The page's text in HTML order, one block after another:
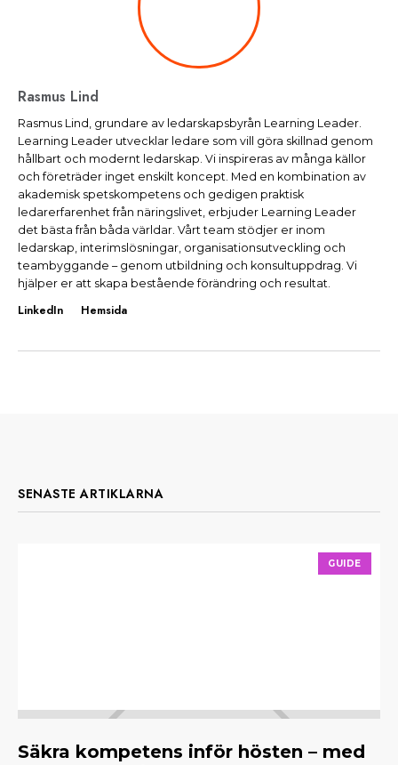
Rasmus Lind
Rasmus Lind, grundare av ledarskapsbyrån Learning Leader.
Learning Leader utvecklar ledare som vill göra skillnad genom
hållbart och modernt ledarskap. Vi inspireras av många källor
och företräder inget enskilt koncept. Med en kombination av
akademisk spetskompetens och gedigen praktisk
ledarerfarenhet från näringslivet, erbjuder Learning Leader
det bästa från båda världar. Vårt team stödjer er inom
ledarskap, interimslösningar, organisationsutveckling och
teambyggande – genom utbildning och konsultuppdrag. Vi
hjälper er att skapa bestående förändring och resultat.
LinkedIn Hemsida
SENASTE ARTIKLARNA
GUIDE
Säkra kompetens inför hösten – med